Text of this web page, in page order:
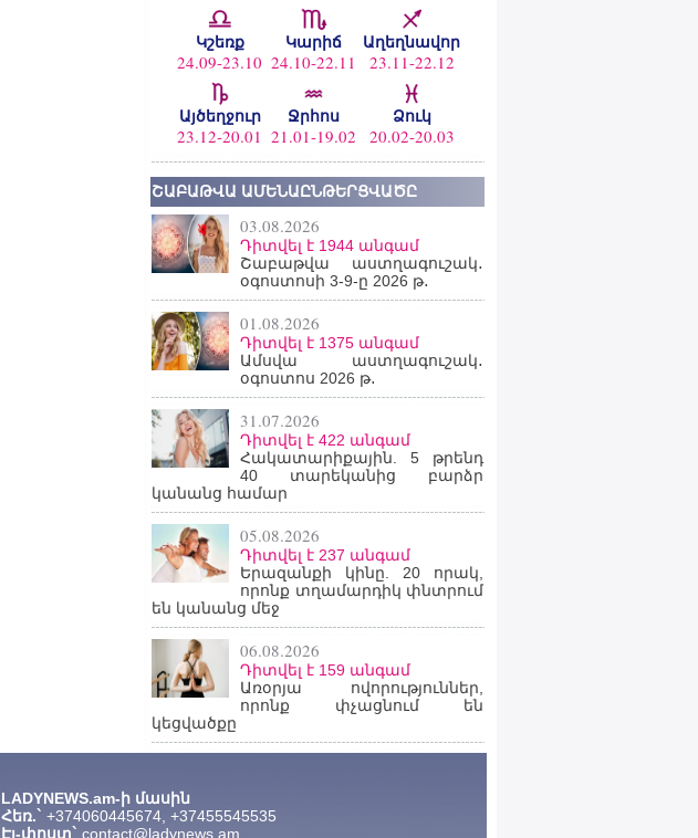
Կշեռք
24.09-23.10
Կարիճ
24.10-22.11
Աղեղնավոր
23.11-22.12
Այծեղջուր
23.12-20.01
Ջրհոս
21.01-19.02
Ձուկ
20.02-20.03
ՇԱԲԱԹՎԱ ԱՄԵՆԱԸՆԹԵՐՑՎԱԾԸ
03.08.2026
Դիտվել է 1944 անգամ
Շաբաթվա աստղագուշակ․
օգոստոսի 3-9-ը 2026 թ․
01.08.2026
Դիտվել է 1375 անգամ
Ամսվա աստղագուշակ․
օգոստոս 2026 թ․
31.07.2026
Դիտվել է 422 անգամ
Հակատարիքային. 5 թրենդ
40 տարեկանից բարձր
կանանց համար
05.08.2026
Դիտվել է 237 անգամ
Երազանքի կինը. 20 որակ,
որոնք տղամարդիկ փնտրում
են կանանց մեջ
06.08.2026
Դիտվել է 159 անգամ
Առօրյա ովորություններ,
որոնք փչացնում են
կեցվածքը
LADYNEWS.am-ի մասին
Հեռ.` +374060445674, +37455545535
Էլ-փոստ` contact@ladynews.am